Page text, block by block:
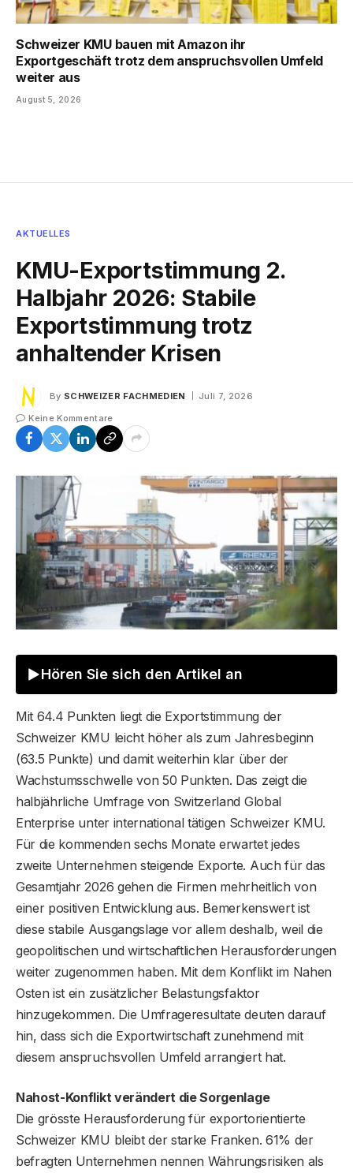
Schweizer KMU bauen mit Amazon ihr
Exportgeschäft trotz dem anspruchsvollen Umfeld
weiter aus
August 5, 2026
AKTUELLES
KMU-Exportstimmung 2.
Halbjahr 2026: Stabile
Exportstimmung trotz
anhaltender Krisen
By SCHWEIZER FACHMEDIEN
Juli 7, 2026
Keine Kommentare
Hören Sie sich den Artikel an
Mit 64.4 Punkten liegt die Exportstimmung der
Schweizer KMU leicht höher als zum Jahresbeginn
(63.5 Punkte) und damit weiterhin klar über der
Wachstumsschwelle von 50 Punkten. Das zeigt die
halbjährliche Umfrage von Switzerland Global
Enterprise unter international tätigen Schweizer KMU.
Für die kommenden sechs Monate erwartet jedes
zweite Unternehmen steigende Exporte. Auch für das
Gesamtjahr 2026 gehen die Firmen mehrheitlich von
einer positiven Entwicklung aus. Bemerkenswert ist
diese stabile Ausgangslage vor allem deshalb, weil die
geopolitischen und wirtschaftlichen Herausforderungen
weiter zugenommen haben. Mit dem Konflikt im Nahen
Osten ist ein zusätzlicher Belastungsfaktor
hinzugekommen. Die Umfrageresultate deuten darauf
hin, dass sich die Exportwirtschaft zunehmend mit
diesem anspruchsvollen Umfeld arrangiert hat.
Nahost-Konflikt verändert die Sorgenlage
Die grösste Herausforderung für exportorientierte
Schweizer KMU bleibt der starke Franken. 61% der
befragten Unternehmen nennen Währungsrisiken als